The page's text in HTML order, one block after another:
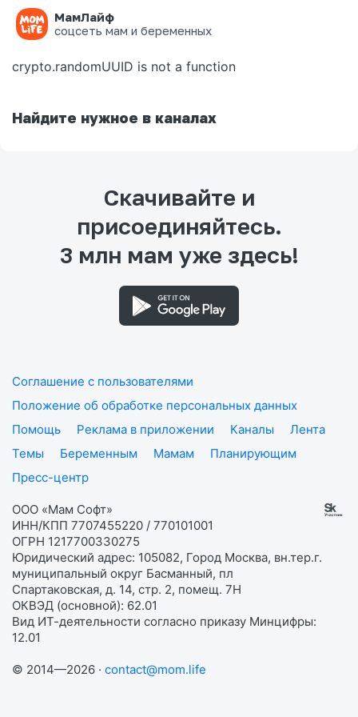
МамЛайф
соцсеть мам и беременных
Ошибка на странице
crypto.randomUUID is not a function
Найдите нужное в каналах
Скачивайте и
присоединяйтесь.
3 млн мам уже здесь!
Соглашение с пользователями
Положение об обработке персональных данных
Помощь
Реклама в приложении Каналы
Лента
Темы
Беременным Мамам
Планирующим
Пресс-центр
ООО «Мам Софт»
ИНН/КПП 7707455220 / 770101001
ОГРН 1217700330275
Юридический адрес: 105082, Город Москва, вн.тер.г.
муниципальный округ Басманный, пл
Спартаковская, д. 14, стр. 2, помещ. 7Н
ОКВЭД (основной): 62.01
Вид ИТ-деятельности согласно приказу Минцифры:
12.01
© 2014—2026 · contact@mom.life